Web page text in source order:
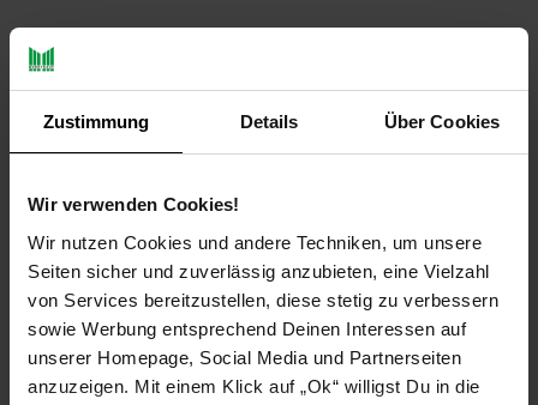
Zustimmung Details Über Cookies
Wir verwenden Cookies!
Wir nutzen Cookies und andere Techniken, um unsere
Seiten sicher und zuverlässig anzubieten, eine Vielzahl
von Services bereitzustellen, diese stetig zu verbessern
sowie Werbung entsprechend Deinen Interessen auf
unserer Homepage, Social Media und Partnerseiten
anzuzeigen. Mit einem Klick auf „Ok“ willigst Du in die
Produktbeschreibung
Bodengewebe ist eine biologische und umweltschonende
Methode zur Unkrautbekämpfung. Durch das Gewebe kann auf
werden!
Die Unkrautfolie vernichtet das Unkraut durch Lichtentzug, ist
aber dennoch wasser- und luftdurchlässig. Ein Vorteil
gegenüber anderen Unkrautfolien oder Vliesen ist die UV-
Stabilität des Gewebes. Folglich muss das Material nicht
abdeckt werden und findet somit auch beispielsweise in
Gewächshäusern Anwendung.